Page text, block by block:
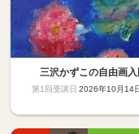
三沢かずこの自由画入
2026年10月14